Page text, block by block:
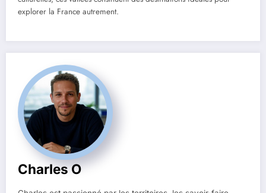
explorer la France autrement.
Charles O